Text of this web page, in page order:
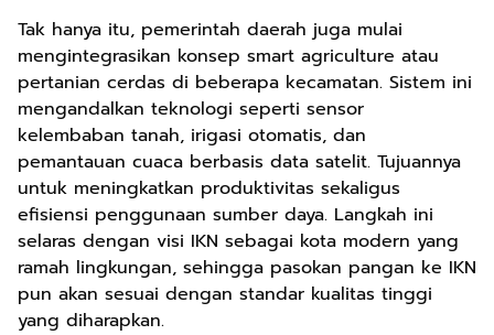
Tak hanya itu, pemerintah daerah juga mulai
mengintegrasikan konsep smart agriculture atau
pertanian cerdas di beberapa kecamatan. Sistem ini
mengandalkan teknologi seperti sensor
kelembaban tanah, irigasi otomatis, dan
pemantauan cuaca berbasis data satelit. Tujuannya
untuk meningkatkan produktivitas sekaligus
efisiensi penggunaan sumber daya. Langkah ini
selaras dengan visi IKN sebagai kota modern yang
ramah lingkungan, sehingga pasokan pangan ke IKN
pun akan sesuai dengan standar kualitas tinggi
yang diharapkan.